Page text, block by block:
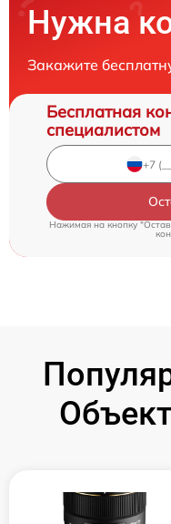
Нужна
Закажите
Бесплатная
специалистом
Нажимая на кнопку